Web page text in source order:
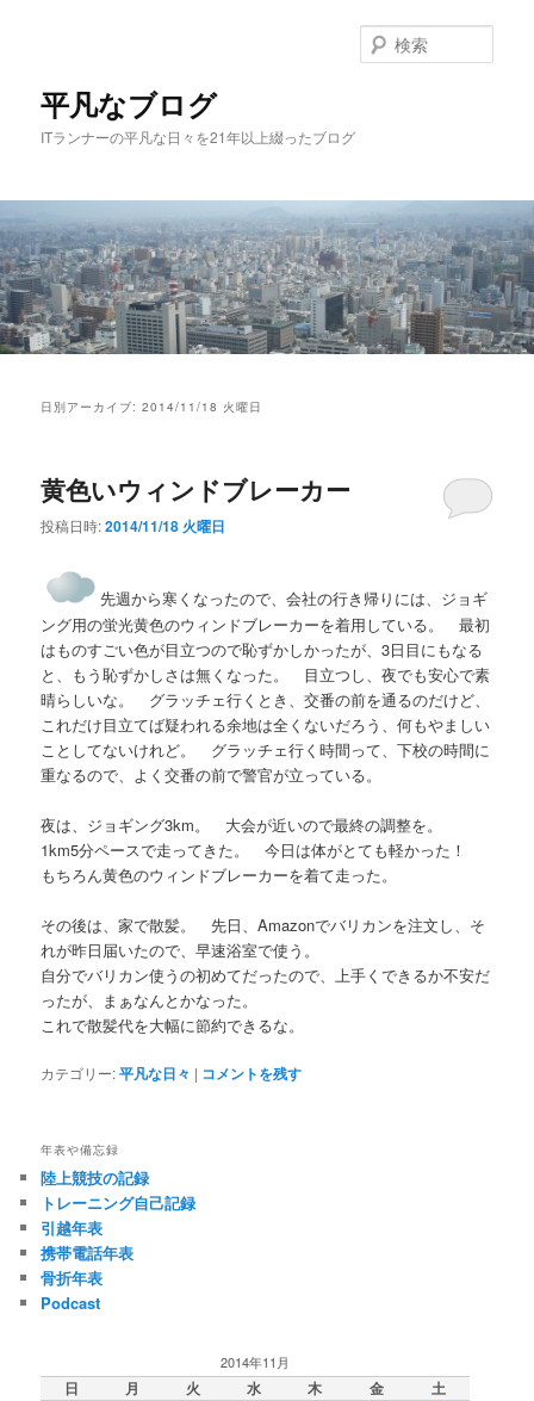
移
動
動
平凡なブログ
ITランナーの平凡な日々を21年以上綴ったブログ
索
日別アーカイブ:2014/11/18 火曜日
黄色いウィンドブレーカー
投稿日時:2014/11/18 火曜日
先週から寒くなったので、会社の行き帰りには、ジョギ
ング用の蛍光黄色のウィンドブレーカーを着用している。 最初
はものすごい色が目立つので恥ずかしかったが、3日目にもなる
と、もう恥ずかしさは無くなった。 目立つし、夜でも安心で素
晴らしいな。 グラッチェ行くとき、交番の前を通るのだけど、
これだけ目立てば疑われる余地は全くないだろう、何もやましい
ことしてないけれど。 グラッチェ行く時間って、下校の時間に
重なるので、よく交番の前で警官が立っている。
夜は、ジョギング3km。 大会が近いので最終の調整を。
1km5分ペースで走ってきた。 今日は体がとても軽かった！
もちろん黄色のウィンドブレーカーを着て走った。
その後は、家で散髪。 先日、Amazonでバリカンを注文し、そ
れが昨日届いたので、早速浴室で使う。
自分でバリカン使うの初めてだったので、上手くできるか不安だ
ったが、まぁなんとかなった。
これで散髪代を大幅に節約できるな。
カテゴリー:平凡な日々 | コメントを残す
年表や備忘録
陸上競技の記録
トレーニング自己記録
引越年表
携帯電話年表
骨折年表
Podcast
2014年11月
日 月 火 水 木 金
土